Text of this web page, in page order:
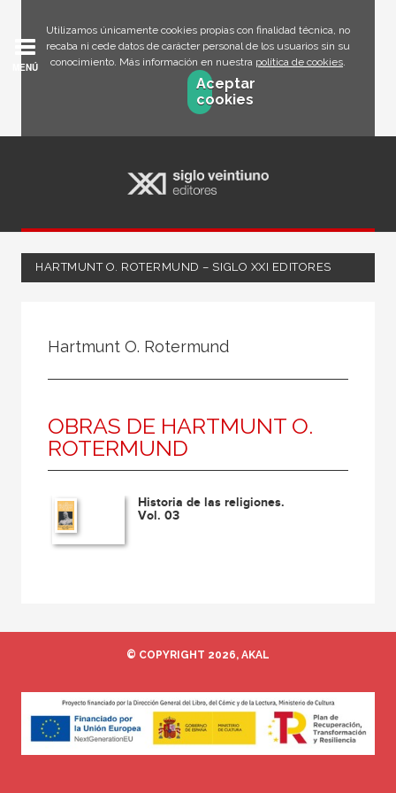
Utilizamos únicamente cookies propias con finalidad técnica, no
recaba ni cede datos de carácter personal de los usuarios sin su
conocimiento. Más información en nuestra política de cookies.
Aceptar
cookies
MENÚ
HARTMUNT O. ROTERMUND – SIGLO XXI EDITORES
Hartmunt O. Rotermund
OBRAS DE HARTMUNT O.
ROTERMUND
Historia de las religiones.
Vol. 03
© COPYRIGHT 2026, AKAL